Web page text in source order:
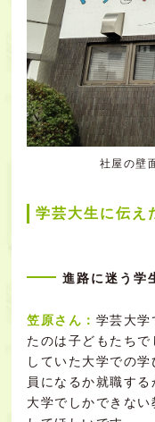
社屋の壁
学芸大生に伝え
進路に迷う学
笠原さん： 学芸大学
たのは子どもたち
していた大学での
員になるか就職す
大学でしかできな